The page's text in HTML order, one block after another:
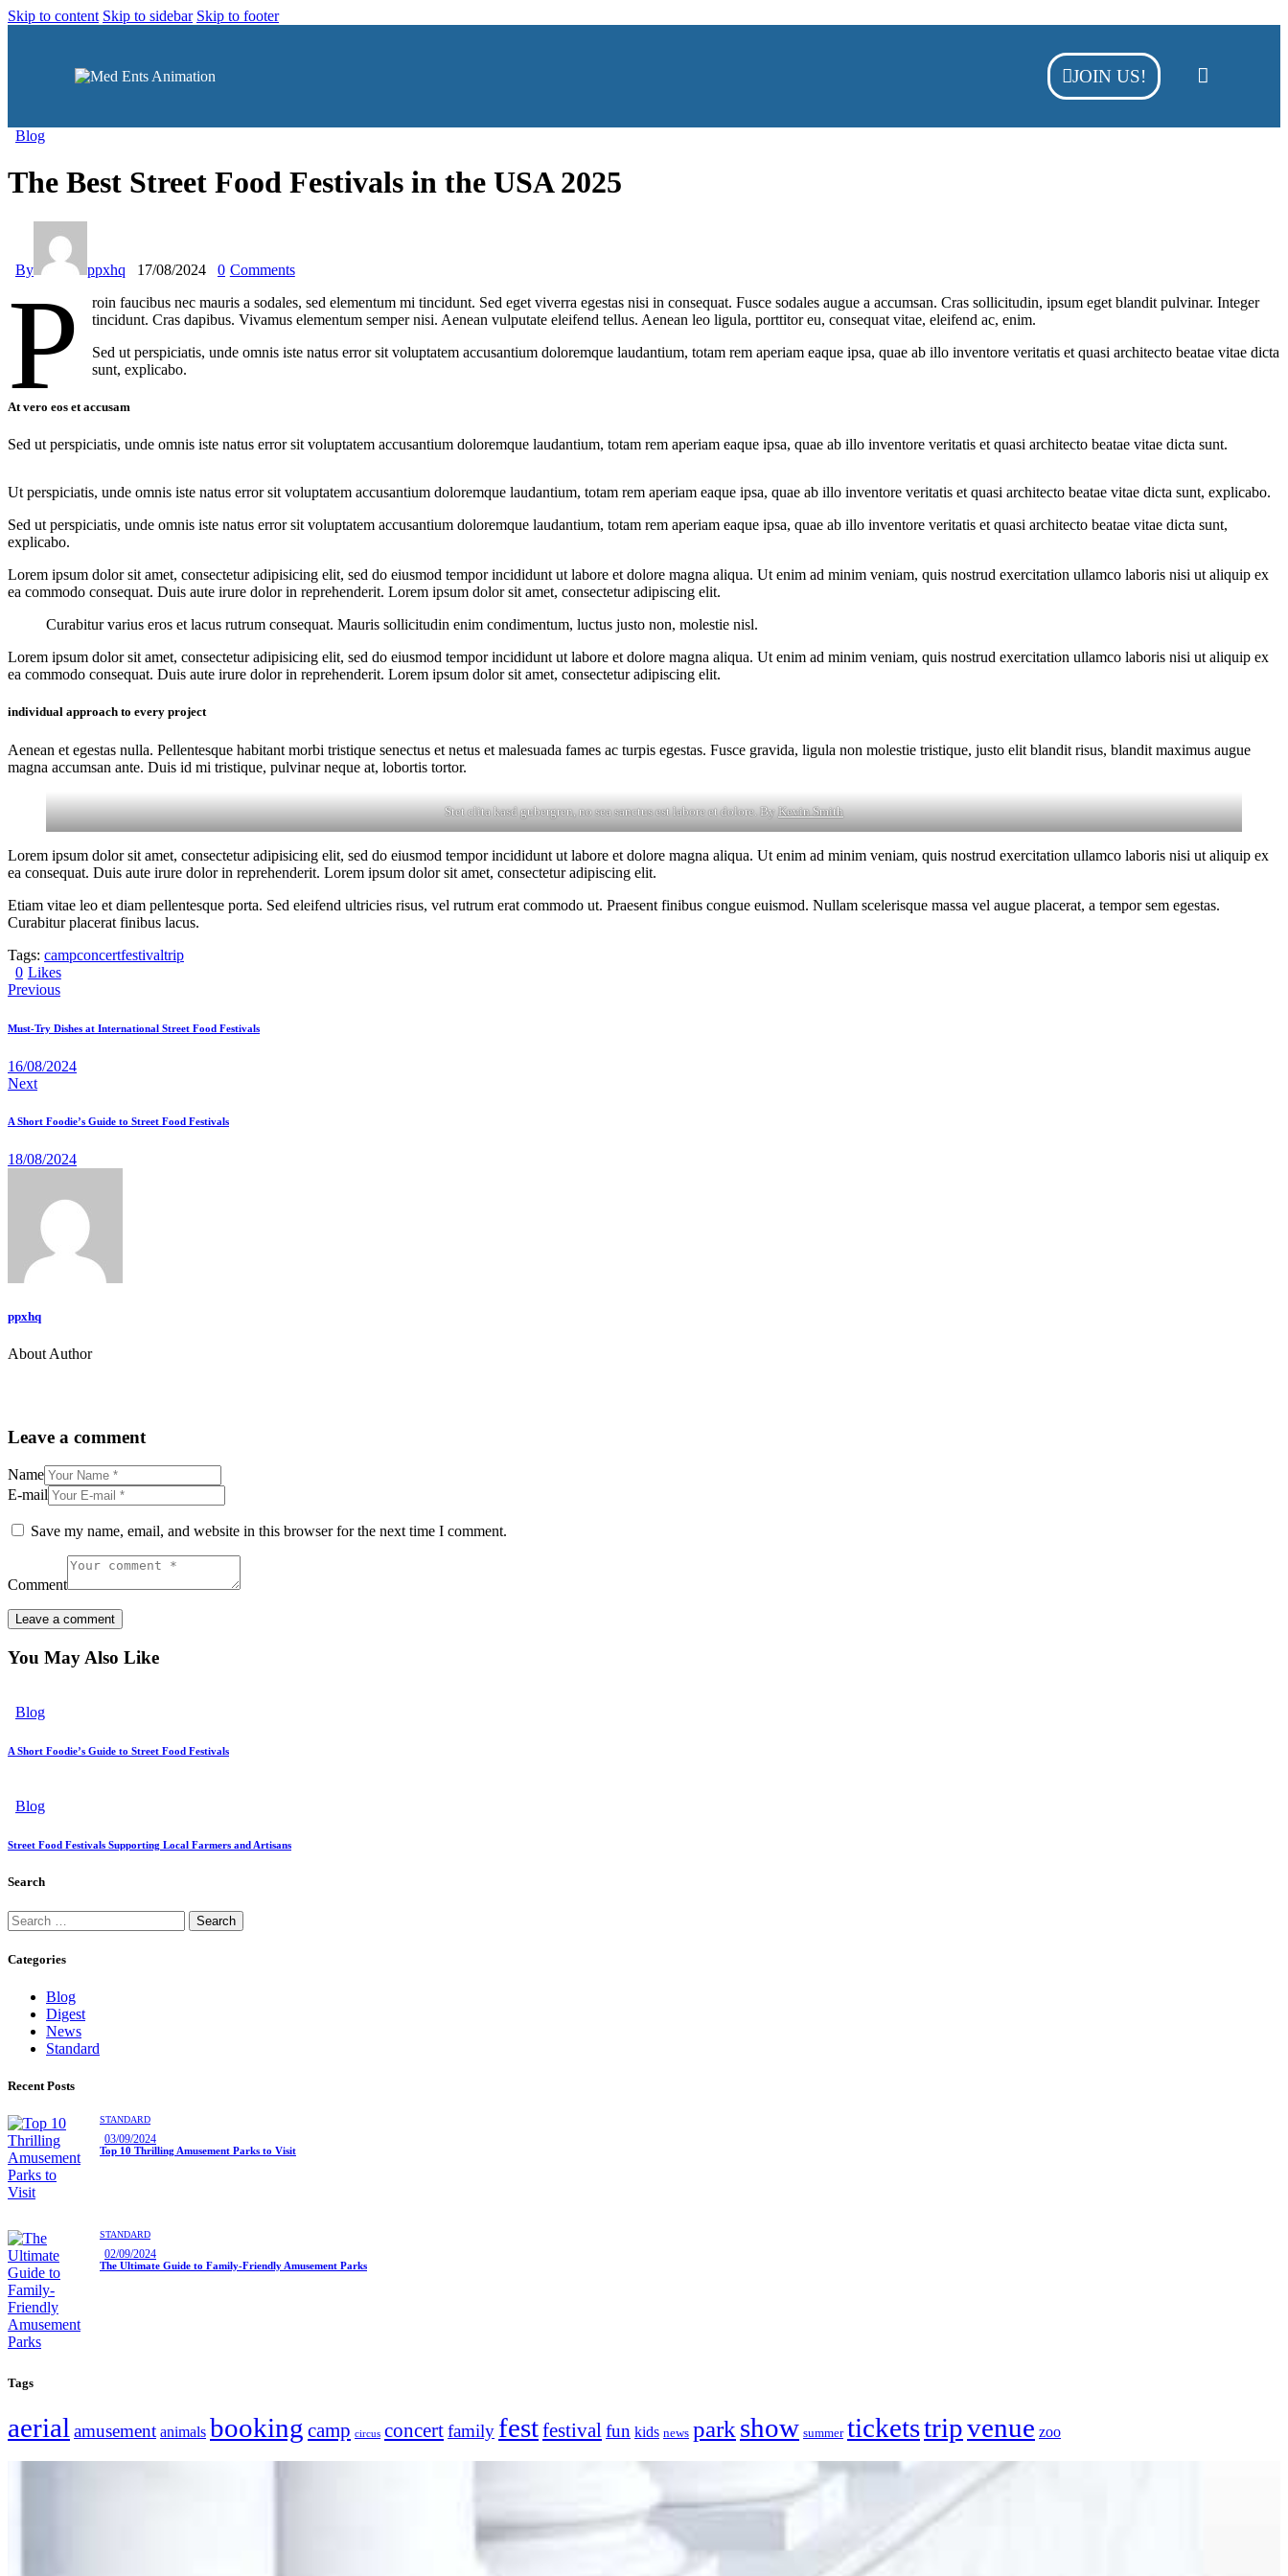
Skip to content Skip to sidebar Skip to footer
JOIN US!
Blog
The Best Street Food Festivals in the USA 2025
By ppxhq 17/08/2024 0 Comments
P
roin faucibus nec mauris a sodales, sed elementum mi tincidunt. Sed eget viverra egestas nisi in consequat. Fusce sodales augue a accumsan. Cras sollicitudin, ipsum eget blandit pulvinar. Integer
tincidunt. Cras dapibus. Vivamus elementum semper nisi. Aenean vulputate eleifend tellus. Aenean leo ligula, porttitor eu, consequat vitae, eleifend ac, enim.
Sed ut perspiciatis, unde omnis iste natus error sit voluptatem accusantium doloremque laudantium, totam rem aperiam eaque ipsa, quae ab illo inventore veritatis et quasi architecto beatae vitae dicta
sunt, explicabo.
At vero eos et accusam
Sed ut perspiciatis, unde omnis iste natus error sit voluptatem accusantium doloremque laudantium, totam rem aperiam eaque ipsa, quae ab illo inventore veritatis et quasi architecto beatae vitae dicta sunt.
Ut perspiciatis, unde omnis iste natus error sit voluptatem accusantium doloremque laudantium, totam rem aperiam eaque ipsa, quae ab illo inventore veritatis et quasi architecto beatae vitae dicta sunt, explicabo.
Sed ut perspiciatis, unde omnis iste natus error sit voluptatem accusantium doloremque laudantium, totam rem aperiam eaque ipsa, quae ab illo inventore veritatis et quasi architecto beatae vitae dicta sunt,
explicabo.
Lorem ipsum dolor sit amet, consectetur adipisicing elit, sed do eiusmod tempor incididunt ut labore et dolore magna aliqua. Ut enim ad minim veniam, quis nostrud exercitation ullamco laboris nisi ut aliquip ex
ea commodo consequat. Duis aute irure dolor in reprehenderit. Lorem ipsum dolor sit amet, consectetur adipiscing elit.
Curabitur varius eros et lacus rutrum consequat. Mauris sollicitudin enim condimentum, luctus justo non, molestie nisl.
Lorem ipsum dolor sit amet, consectetur adipisicing elit, sed do eiusmod tempor incididunt ut labore et dolore magna aliqua. Ut enim ad minim veniam, quis nostrud exercitation ullamco laboris nisi ut aliquip ex
ea commodo consequat. Duis aute irure dolor in reprehenderit. Lorem ipsum dolor sit amet, consectetur adipiscing elit.
individual approach to every project
Aenean et egestas nulla. Pellentesque habitant morbi tristique senectus et netus et malesuada fames ac turpis egestas. Fusce gravida, ligula non molestie tristique, justo elit blandit risus, blandit maximus augue
magna accumsan ante. Duis id mi tristique, pulvinar neque at, lobortis tortor.
Stet clita kasd gubergren, no sea sanctus est labore et dolore. ByKevin Smith
Lorem ipsum dolor sit amet, consectetur adipisicing elit, sed do eiusmod tempor incididunt ut labore et dolore magna aliqua. Ut enim ad minim veniam, quis nostrud exercitation ullamco laboris nisi ut aliquip ex
ea consequat. Duis aute irure dolor in reprehenderit. Lorem ipsum dolor sit amet, consectetur adipiscing elit.
Etiam vitae leo et diam pellentesque porta. Sed eleifend ultricies risus, vel rutrum erat commodo ut. Praesent finibus congue euismod. Nullam scelerisque massa vel augue placerat, a tempor sem egestas.
Curabitur placerat finibus lacus.
Tags: campconcertfestivaltrip
0 Likes
Previous
Must-Try Dishes at International Street Food Festivals
16/08/2024
Next
A Short Foodie’s Guide to Street Food Festivals
18/08/2024
ppxhq
About Author
Leave a comment
Name
E-mail
Save my name, email, and website in this browser for the next time I comment.
Comment
You May Also Like
Blog
A Short Foodie’s Guide to Street Food Festivals
Blog
Street Food Festivals Supporting Local Farmers and Artisans
Search
Categories
Blog
Digest
News
Standard
Recent Posts
STANDARD
03/09/2024
Top 10 Thrilling Amusement Parks to Visit
STANDARD
02/09/2024
The Ultimate Guide to Family-Friendly Amusement Parks
Tags
aerial amusement animals booking camp circus concertfamily festfestival fun kids news park show summer ticketstripvenue zoo